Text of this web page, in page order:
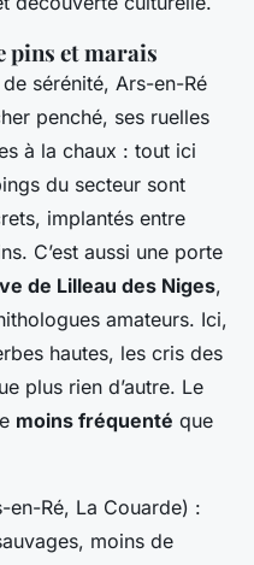
pins et marais
sérénité, Ars-en-Ré
penché, ses ruelles
à la chaux : tout ici
du secteur sont
implantés entre
C’est aussi une porte
de Lilleau des Niges,
amateurs. Ici,
hautes, les cris des
plus rien d’autre. Le
moins fréquenté que
en-Ré, La Couarde) :
moins de